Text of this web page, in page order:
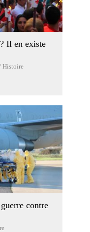
Il en existe
Histoire
contre